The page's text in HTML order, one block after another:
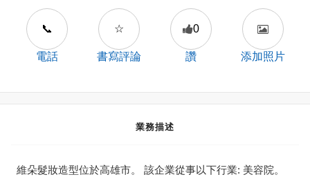
📞
電話
☆
書寫評論
0
讚 添加照片
業務描述
維朵髮妝造型位於高雄市。 該企業從事以下行業: 美容院。